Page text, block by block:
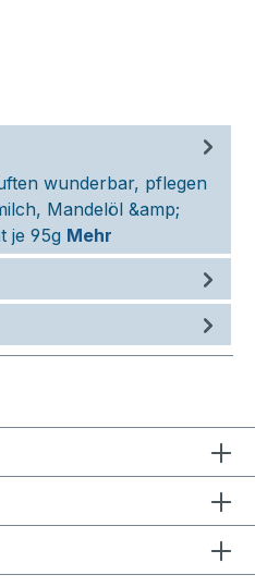
wunderbar, pflegen
Mandelöl &amp;
je 95g Mehr